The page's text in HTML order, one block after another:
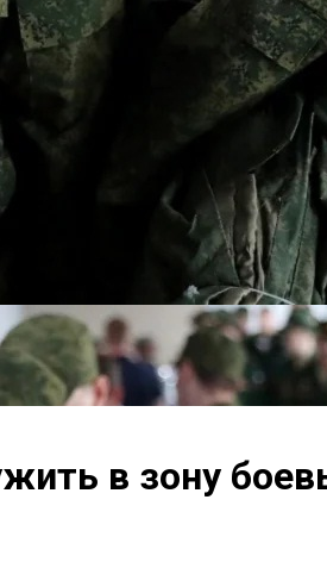
в зону